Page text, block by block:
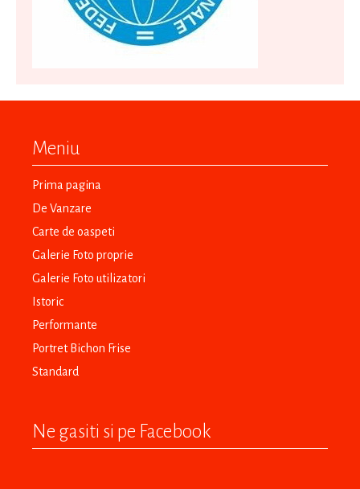
Meniu
Prima pagina
De Vanzare
Carte de oaspeti
Galerie Foto proprie
Galerie Foto utilizatori
Istoric
Performante
Portret Bichon Frise
Standard
Ne gasiti si pe Facebook